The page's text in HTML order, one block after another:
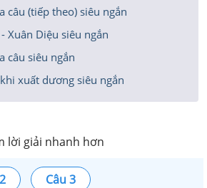
câu (tiếp theo) siêu ngắn
Xuân Diệu siêu ngắn
câu siêu ngắn
xuất dương siêu ngắn
lời giải nhanh hơn
Câu 3